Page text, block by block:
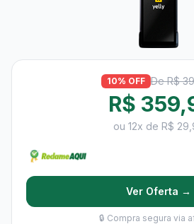
10% OFF De R$
R$
ou 12x de R$
Ver Oferta →
🔒 Compra segura via